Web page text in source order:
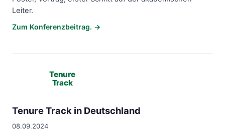
Leiter.
Zum Konferenzbeitrag. →
Tenure
Track
Tenure Track in Deutschland
08.09.2024